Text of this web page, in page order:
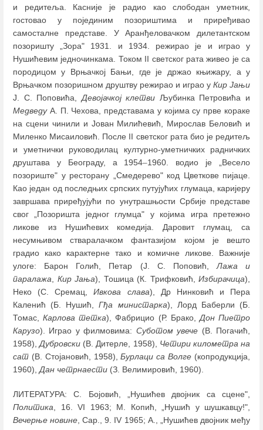
и редитеља. Касније је радио као слободан уметник,
гостовао у појединим позориштима и приређивао
самосталне представе. У Аранђеловачком дилетантском
позоришту „Зора" 1931. и 1934. режирао је и играо у
Нушићевим једночинкама. Током II светског рата живео је са
породицом у Врњачкој Бањи, где је држао књижару, а у
Врњачком позоришном друштву режирао и играо у Кир Јањи
Ј. С. Поповића,Девојачкој клетви Љубинка Петровића и
МедведуА. П. Чехова, представама у којима су прве кораке
на сцени чинили и Јован Милићевић, Мирослав Беловић и
Миленко Мисаиловић. После II светског рата био је редитељ
и уметнички руководилац културно-уметничких радничких
друштава у Београду, а 1954–1960. водио је „Весело
позориште" у ресторану „Смедерево" код Цветкове пијаце.
Као један од последњих српских путујућих глумаца, каријеру
завршава приређујући по унутрашњости Србије представе
свог „Позоришта једног глумца" у којима игра претежно
ликове из Нушићевих комедија. Даровит глумац, са
несумњивом стваралачком фантазијом којом је вешто
градио како карактерне тако и комичне ликове. Важније
улоге: Барон Голић, Петар (Ј. С. Поповић,Лажа и
паралажа, Кир Јања), Тошица (К. Трифковић, Избирачица),
Неко (С. Сремац,Ивкова слава), Др Нинковић и Пера
Каленић (Б. Нушић,Гђа министарка), Лорд Баберли (Б.
Томас,Карлова тетка), Фабрицио (Р. Брако,Дон Пиетро
Карузо). Играо у филмовима: Суботом увече (В. Погачић,
1958),Дубровски (В. Дитерле, 1958), Четири километра на
сат (В. Стојановић, 1958),Бурлаци са Волге (копродукција,
1960),Дан четрнаести (З. Велимировић, 1960).
ЛИТЕРАТУРА: С. Бојовић, „Нушићев двојник са сцене",
Политика , 16. VI 1963; М. Копић, „Нушић у шушкавцу!",
Вечерње новине , Сар., 9. IV 1965; А., „Нушићев двојник међу